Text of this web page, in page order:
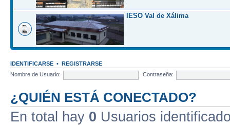
IESO Val de Xálima
IDENTIFICARSE • REGISTRARSE
Nombre de Usuario:
Contraseña:
¿QUIÉN ESTÁ CONECTADO?
En total hay 0 Usuarios